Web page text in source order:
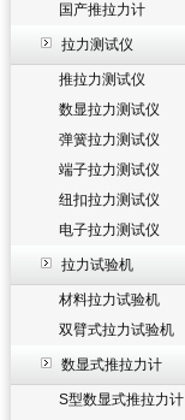
国产推拉力计
拉力测试仪
推拉力测试仪
数显拉力测试仪
弹簧拉力测试仪
端子拉力测试仪
纽扣拉力测试仪
电子拉力测试仪
拉力试验机
材料拉力试验机
双臂式拉力试验机
数显式推拉力计
S型数显式推拉力计